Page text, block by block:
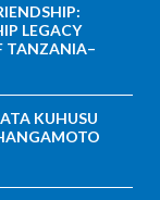
LEGACY
TANZANIA–
KUHUSU